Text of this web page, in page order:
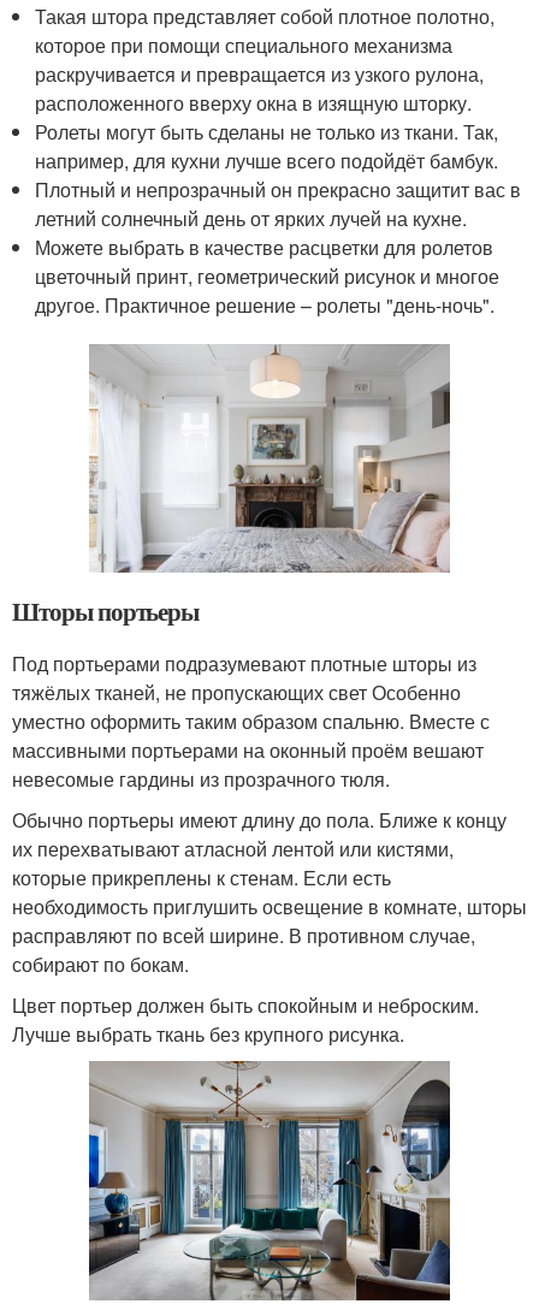
Такая штора представляет собой плотное полотно,
которое при помощи специального механизма
раскручивается и превращается из узкого рулона,
расположенного вверху окна в изящную шторку.
Ролеты могут быть сделаны не только из ткани. Так,
например, для кухни лучше всего подойдёт бамбук.
Плотный и непрозрачный он прекрасно защитит вас в
летний солнечный день от ярких лучей на кухне.
Можете выбрать в качестве расцветки для ролетов
цветочный принт, геометрический рисунок и многое
другое. Практичное решение – ролеты "день-ночь".
Шторы портьеры
Под портьерами подразумевают плотные шторы из
тяжёлых тканей, не пропускающих свет Особенно
уместно оформить таким образом спальню. Вместе с
массивными портьерами на оконный проём вешают
невесомые гардины из прозрачного тюля.
Обычно портьеры имеют длину до пола. Ближе к концу
их перехватывают атласной лентой или кистями,
которые прикреплены к стенам. Если есть
необходимость приглушить освещение в комнате, шторы
расправляют по всей ширине. В противном случае,
собирают по бокам.
Цвет портьер должен быть спокойным и неброским.
Лучше выбрать ткань без крупного рисунка.